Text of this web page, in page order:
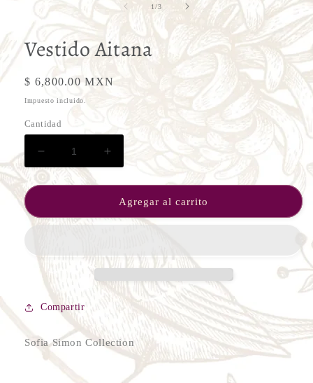
multimedia
una
ventana
modal
1/de
3
Vestido Aitana
Precio
habitual
$ 6,800.00 MXN
Impuesto incluido.
Cantidad
Reducir
cantidad
para
Aitana
Aumentar
cantidad
para
Vestido
Aitana
Agregar al carrito
Compartir
Sofia Simon Collection